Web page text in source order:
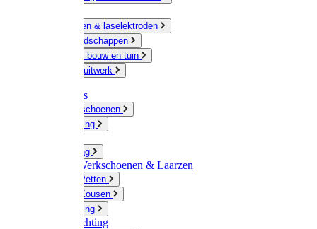
Slijpschijven & laselektroden
Handgereedschappen
IJzerwaren bouw en tuin
Hang en sluitwerk
Disposables
Werkhandschoenen
Regenkleding
Werkkleding
Wandel-/ Werkschoenen & Laarzen
Hoeden / Petten
Sokken / Kousen
Winterkleding
Winkelinrichting